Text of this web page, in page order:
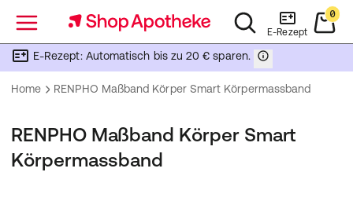
Menü E-Rezept
0
E-Rezept: Automatisch bis zu 20 € sparen.
Home RENPHO Maßband Körper Smart Körpermassband
RENPHO Maßband Körper Smart
Körpermassband